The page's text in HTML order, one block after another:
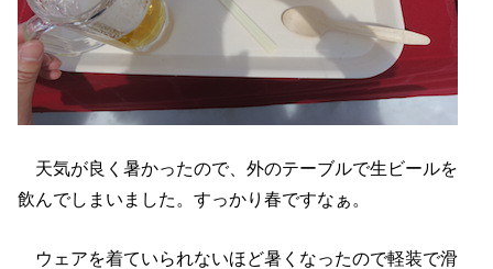
天気が良く暑かったので、外のテーブルで生ビールを
飲んでしまいました。すっかり春ですなぁ。
ウェアを着ていられないほど暑くなったので軽装で滑